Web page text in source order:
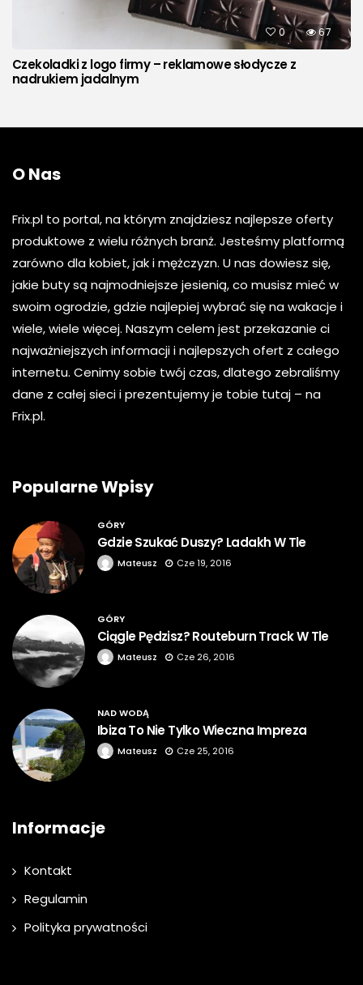
0 67
Czekoladki z logo firmy – reklamowe słodycze z
nadrukiem jadalnym
O Nas
Frix.pl to portal, na którym znajdziesz najlepsze oferty
produktowe z wielu różnych branż. Jesteśmy platformą
zarówno dla kobiet, jak i mężczyzn. U nas dowiesz się,
jakie buty są najmodniejsze jesienią, co musisz mieć w
swoim ogrodzie, gdzie najlepiej wybrać się na wakacje i
wiele, wiele więcej. Naszym celem jest przekazanie ci
najważniejszych informacji i najlepszych ofert z całego
internetu. Cenimy sobie twój czas, dlatego zebraliśmy
dane z całej sieci i prezentujemy je tobie tutaj – na
Frix.pl.
Popularne Wpisy
GÓRY
Gdzie Szukać Duszy? Ladakh W Tle
Mateusz Cze 19, 2016
GÓRY
Ciągle Pędzisz? Routeburn Track W Tle
Mateusz Cze 26, 2016
NAD WODĄ
Ibiza To Nie Tylko Wieczna Impreza
Mateusz Cze 25, 2016
Informacje
Kontakt
Regulamin
Polityka prywatności